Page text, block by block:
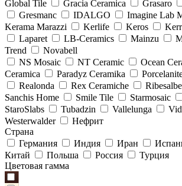
Global Tile
Gracia Ceramica Grasaro
Gresmanc
IDALGO Imagine Lab
Kerama Marazzi
Kerlife Keros
Laparet
LB-Ceramics Mainzu
Trend
Novabell
NS Mosaic
NT Ceramic Ocean
Ceramica
Paradyz Сeramika
Realonda
Rex Ceramiche
Sanchis Home
Smile Tile Starmosaic
StaroSlabs
Tubadzin Vallelunga
Westerwalder
Нефрит
Страна
Германия
Индия Иран
Китай
Польша Россия
Турция
Цветовая гамма